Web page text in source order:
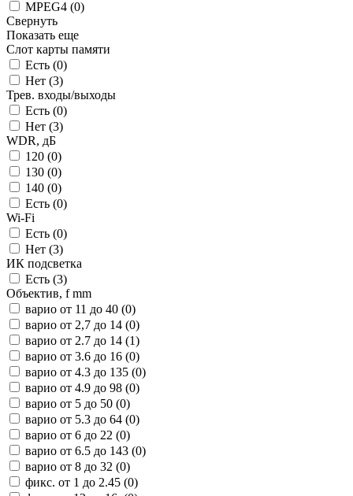
MPEG4 (0)
Свернуть
Показать еще
Слот карты памяти
Есть (0)
Нет (3)
Трев. входы/выходы
Есть (0)
Нет (3)
WDR, дБ
120 (0)
130 (0)
140 (0)
Есть (0)
Wi-Fi
Есть (0)
Нет (3)
ИК подсветка
Есть (3)
Объектив, f mm
варио от 11 до 40 (0)
варио от 2,7 до 14 (0)
варио от 2.7 до 14 (1)
варио от 3.6 до 16 (0)
варио от 4.3 до 135 (0)
варио от 4.9 до 98 (0)
варио от 5 до 50 (0)
варио от 5.3 до 64 (0)
варио от 6 до 22 (0)
варио от 6.5 до 143 (0)
варио от 8 до 32 (0)
фикс. от 1 до 2.45 (0)